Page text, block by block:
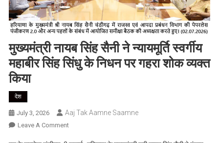
मुख्यमंत्री नायब सिंह सैनी ने न्यायमूर्ति स्वर्गीय
महाबीर सिंह सिंधु के निधन पर गहरा शोक व्यक्त
किया
देश
July 3, 2026 Aaj Tak Aamne Saamne
Leave A CommentOn